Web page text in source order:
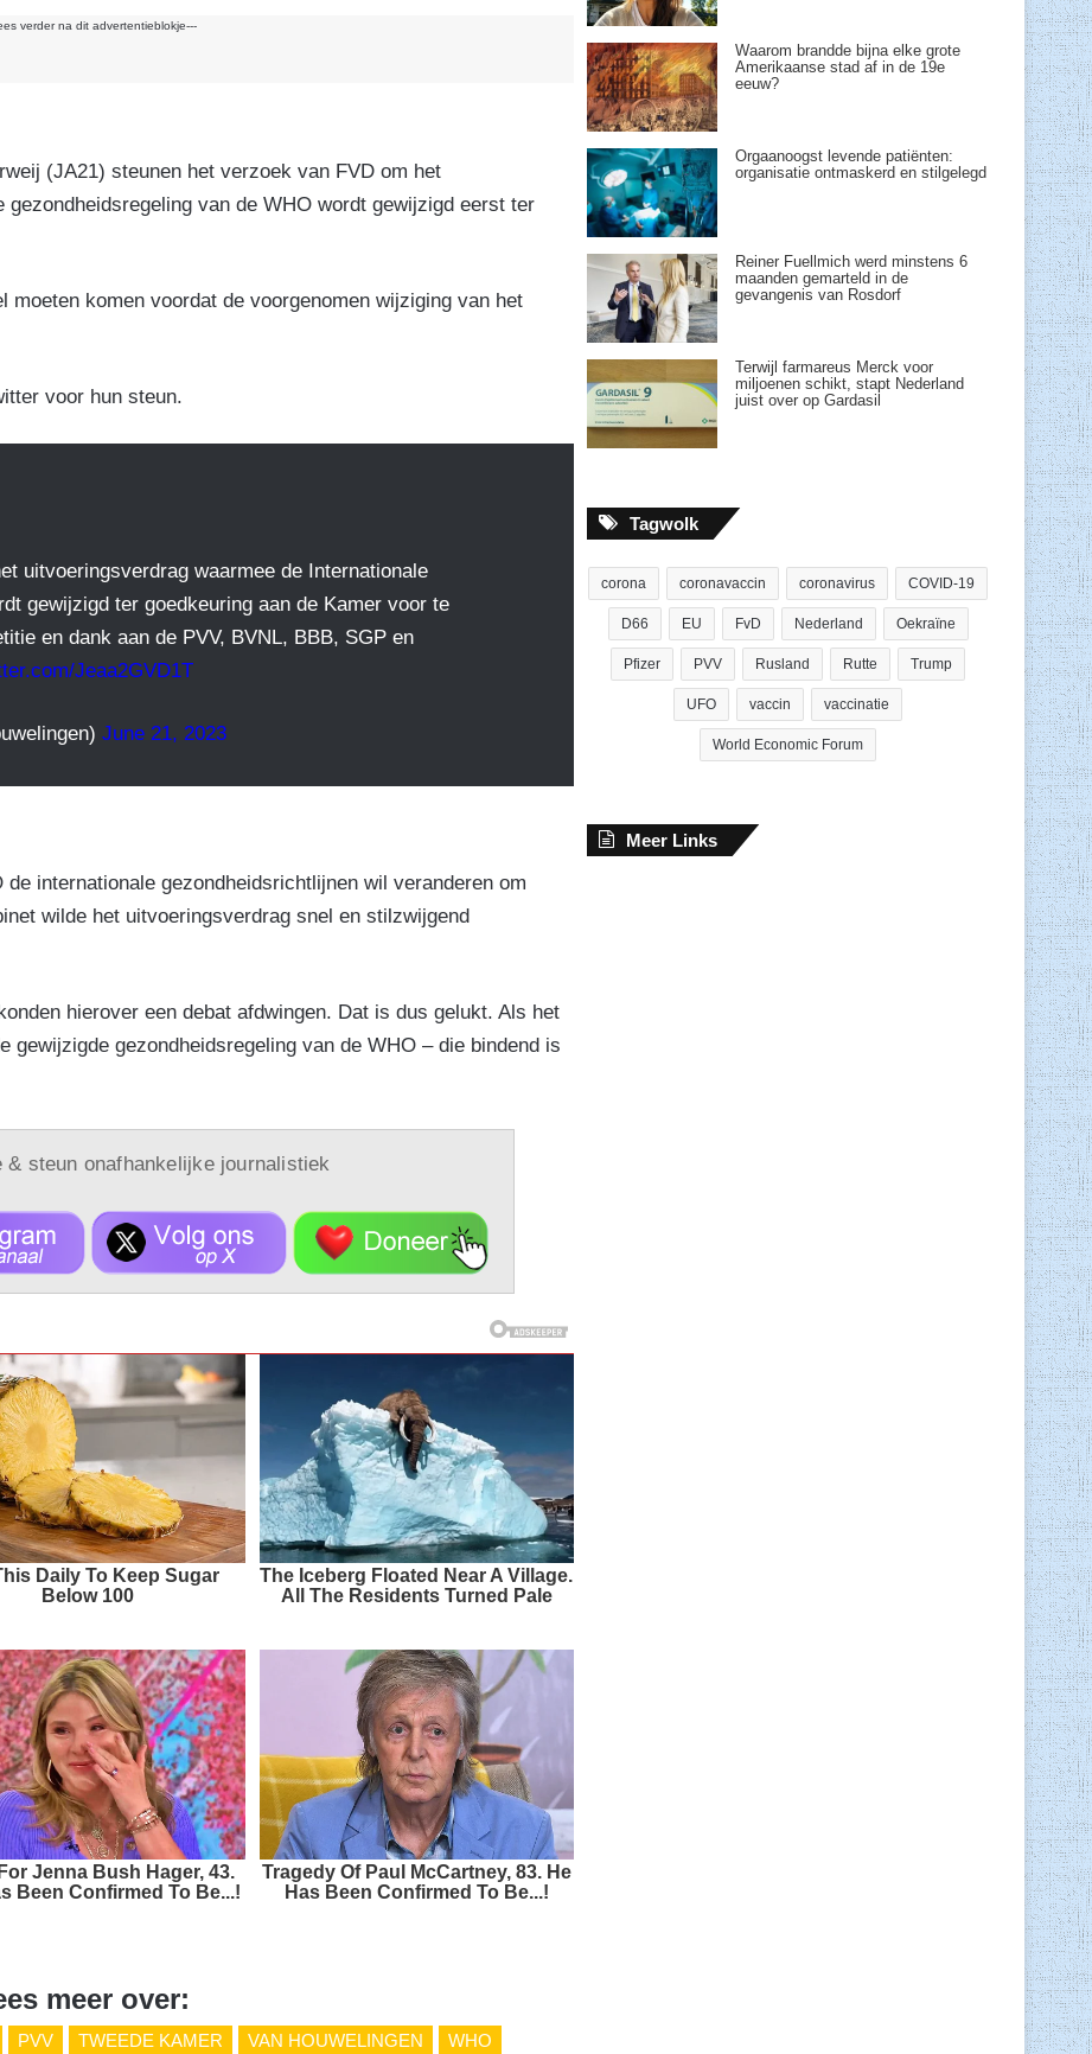
verder na dit advertentieblokje---
(JA21) steunen het verzoek van FVD om het
van de WHO wordt gewijzigd eerst ter
komen voordat de voorgenomen wijziging van het
voor hun steun.
uitvoeringsverdrag waarmee de Internationale
gewijzigd ter goedkeuring aan de Kamer voor te
en dank aan de PVV, BVNL, BBB, SGP en
Jeaa2GVD1T
June 21, 2023
de internationale gezondheidsrichtlijnen wil veranderen om
wilde het uitvoeringsverdrag snel en stilzwijgend
hierover een debat afdwingen. Dat is dus gelukt. Als het
gewijzigde gezondheidsregeling van de WHO – die bindend is
& steun onafhankelijke journalistiek
Daily To Keep Sugar
Below 100
The Iceberg Floated Near A Village.
All The Residents Turned Pale
Jenna Bush Hager, 43.
Been Confirmed To Be...!
Tragedy Of Paul McCartney, 83. He
Has Been Confirmed To Be...!
meer over:
PVV TWEEDE KAMER VAN HOUWELINGEN WHO
Waarom brandde bijna elke grote
Amerikaanse stad af in de 19e
eeuw?
Orgaanoogst levende patiënten:
organisatie ontmaskerd en stilgelegd
Reiner Fuellmich werd minstens 6
maanden gemarteld in de
gevangenis van Rosdorf
Terwijl farmareus Merck voor
miljoenen schikt, stapt Nederland
juist over op Gardasil
Tagwolk
corona coronavaccin coronavirus COVID-19
D66 EU FvD Nederland Oekraïne
Pfizer PVV Rusland Rutte Trump
UFO vaccin vaccinatie
World Economic Forum
Meer Links